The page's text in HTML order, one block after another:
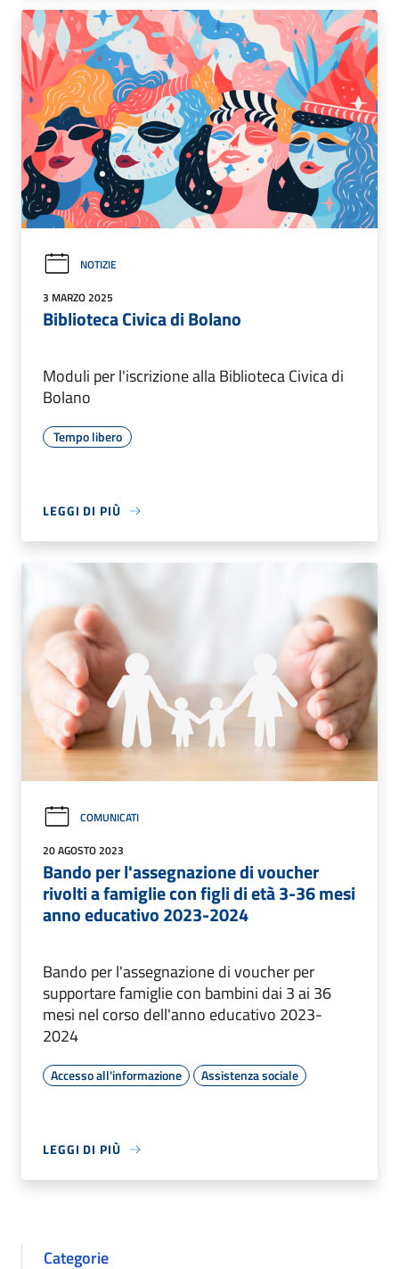
NOTIZIE
3 MARZO 2025
Biblioteca Civica di Bolano
Moduli per l'iscrizione alla Biblioteca Civica di
Bolano
Tempo libero
LEGGI DI PIÙ
COMUNICATI
20 AGOSTO 2023
Bando per l'assegnazione di voucher
rivolti a famiglie con figli di età 3-36 mesi
anno educativo 2023-2024
Bando per l'assegnazione di voucher per
supportare famiglie con bambini dai 3 ai 36
mesi nel corso dell'anno educativo 2023-
2024
Accesso all'informazione Assistenza sociale
LEGGI DI PIÙ
Categorie